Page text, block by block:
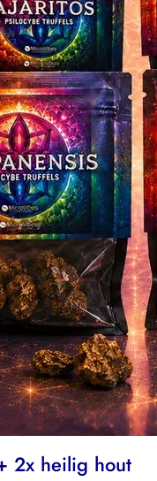
2x heilig hout